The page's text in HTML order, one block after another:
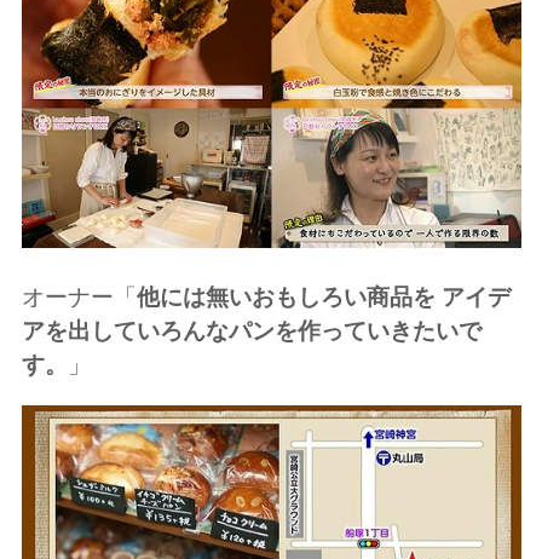
オーナー「他には無いおもしろい商品を アイデ
アを出していろんなパンを作っていきたいで
す。
」